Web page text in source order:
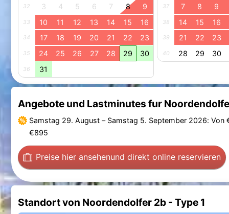
32 3 4 5 6 7 8 9
33 10 11 12 13 14 15 16
34 17 18 19 20 21 22 23
35 24 25 26 27 28 29 30
36 31
37 7 8 9
38 14 15 16
39 21 22 23
40 28 29 30
Angebote und Lastminutes fur
Samstag 29. August– Samstag 5. September 2026: Von
€895
Preise hier ansehenund direkt online reservieren
Standort von Noordendolfer 2b - Type 1